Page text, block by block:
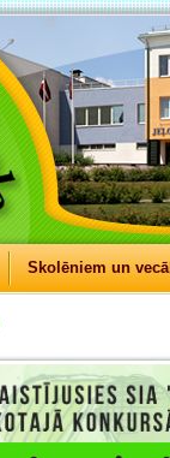
Skolēniem un